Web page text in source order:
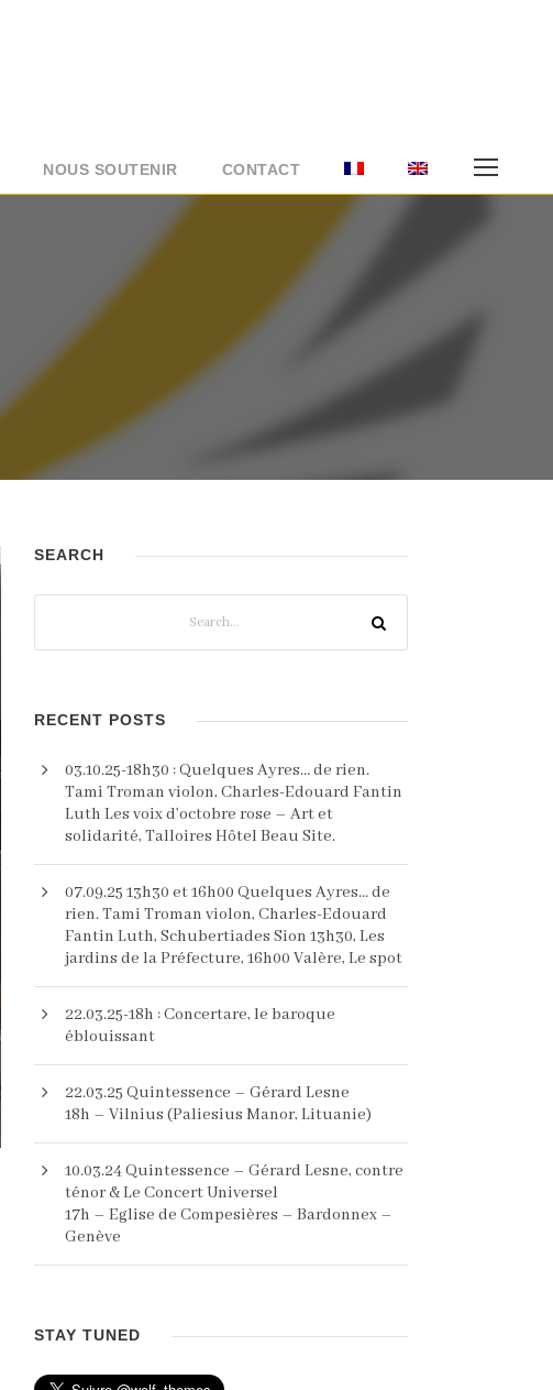
NOUS SOUTENIR CONTACT
SEARCH
RECENT POSTS
03.10.25-18h30 : Quelques Ayres… de rien.
Tami Troman violon, Charles-Edouard Fantin
Luth Les voix d’octobre rose – Art et
solidarité, Talloires Hôtel Beau Site.
07.09.25 13h30 et 16h00 Quelques Ayres… de
rien. Tami Troman violon, Charles-Edouard
Fantin Luth, Schubertiades Sion 13h30, Les
jardins de la Préfecture, 16h00 Valère, Le spot
22.03.25-18h : Concertare, le baroque
éblouissant
22.03.25 Quintessence – Gérard Lesne
18h – Vilnius (Paliesius Manor, Lituanie)
10.03.24 Quintessence – Gérard Lesne, contre
ténor & Le Concert Universel
17h – Eglise de Compesières – Bardonnex –
Genève
STAY TUNED